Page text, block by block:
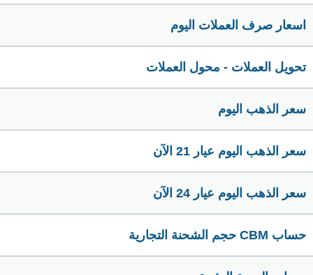
اسعار صرف العملات اليوم
تحويل العملات - محول العملات
سعر الذهب اليوم
سعر الذهب اليوم عيار 21 الآن
سعر الذهب اليوم عيار 24 الآن
حساب CBM حجم الشحنة التجارية